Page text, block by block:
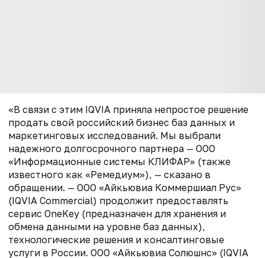
«В связи с этим IQVIA приняла непростое решение
продать свой российский бизнес баз данных и
маркетинговых исследований. Мы выбрали
надежного долгосрочного партнера — ООО
«Информационные системы КЛИФАР» (также
известного как «Ремедиум»), — сказано в
обращении. — ООО «Айкьювиа Коммершиал Рус»
(IQVIA Commercial) продолжит предоставлять
сервис OneKey (предназначен для хранения и
обмена данными на уровне баз данных),
технологические решения и консалтинговые
услуги в России. ООО «Айкьювиа Солюшнс» (IQVIA